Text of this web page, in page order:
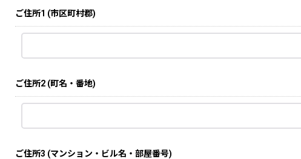
ご住所1 (市区町村郡)
ご住所2 (町名・番地)
ご住所3 (マンション・ビル名・部屋番号)